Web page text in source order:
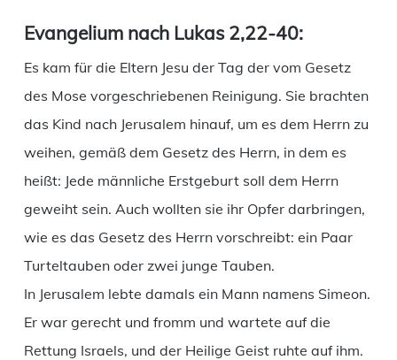
Evangelium nach Lukas 2,22-40:
Es kam für die Eltern Jesu der Tag der vom Gesetz
des Mose vorgeschriebenen Reinigung. Sie brachten
das Kind nach Jerusalem hinauf, um es dem Herrn zu
weihen, gemäß dem Gesetz des Herrn, in dem es
heißt: Jede männliche Erstgeburt soll dem Herrn
geweiht sein. Auch wollten sie ihr Opfer darbringen,
wie es das Gesetz des Herrn vorschreibt: ein Paar
Turteltauben oder zwei junge Tauben.
In Jerusalem lebte damals ein Mann namens Simeon.
Er war gerecht und fromm und wartete auf die
Rettung Israels, und der Heilige Geist ruhte auf ihm.